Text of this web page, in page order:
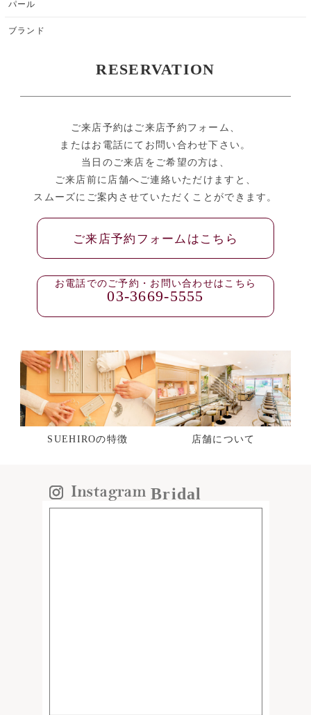
パール
ブランド
RESERVATION
ご来店予約はご来店予約フォーム、
またはお電話にてお問い合わせ下さい。
当日のご来店をご希望の方は、
ご来店前に店舗へご連絡いただけますと、
スムーズにご案内させていただくことができます。
ご来店予約フォームはこちら
お電話でのご予約・お問い合わせはこちら
03-3669-5555
SUEHIROの特徴 店舗について
Bridal